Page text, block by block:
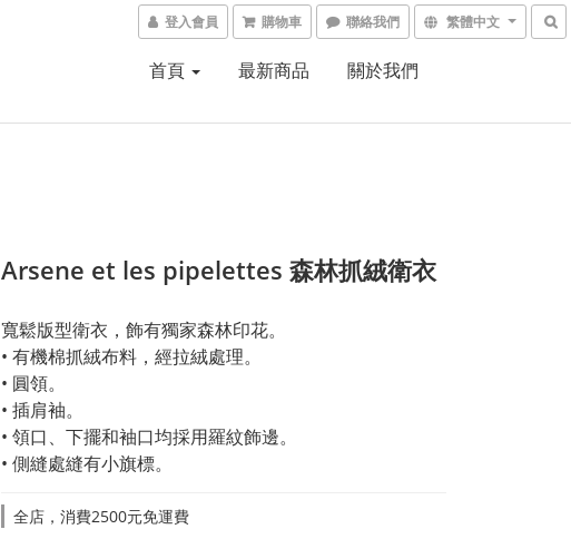
登入會員 購物車 聯絡我們 繁體中文
首頁 最新商品 關於我們
Arsene et les pipelettes 森林抓絨衛衣
寬鬆版型衛衣，飾有獨家森林印花。
• 有機棉抓絨布料，經拉絨處理。
• 圓領。
• 插肩袖。
• 領口、下擺和袖口均採用羅紋飾邊。
• 側縫處縫有小旗標。
全店，消費2500元免運費